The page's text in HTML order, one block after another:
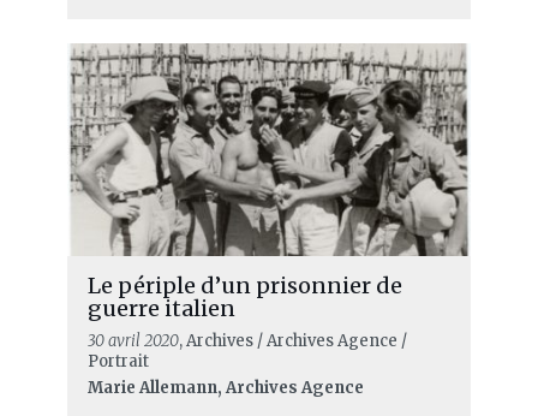
Le périple d’un prisonnier de
guerre italien
30 avril 2020, Archives / Archives Agence /
Portrait
Marie Allemann, Archives Agence